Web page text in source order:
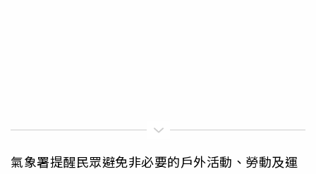
氣象署提醒民眾避免非必要的戶外活動、勞動及運